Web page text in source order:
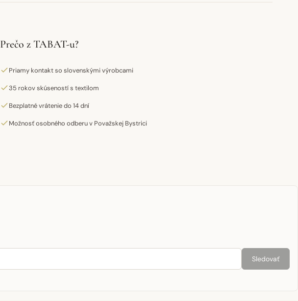
Prečo z TABAT-u?
Priamy kontakt so slovenskými výrobcami
35 rokov skúseností s textilom
Bezplatné vrátenie do 14 dní
Možnosť osobného odberu v Považskej Bystrici
Sledovať